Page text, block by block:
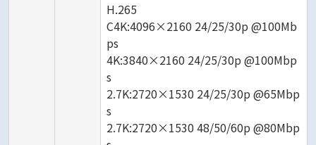
H.265
C4K:4096×2160 24/25/30p @100Mb
ps
4K:3840×2160 24/25/30p @100Mbp
s
2.7K:2720×1530 24/25/30p @65Mbp
s
2.7K:2720×1530 48/50/60p @80Mbp